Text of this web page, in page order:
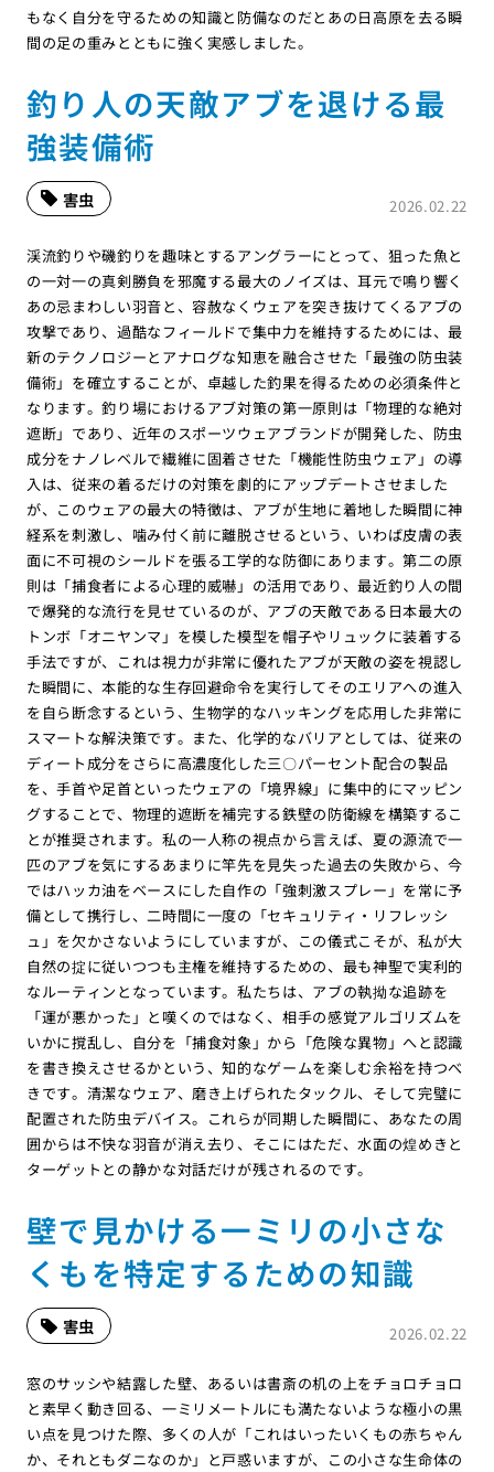
もなく自分を守るための知識と防備なのだとあの日高原を去る瞬
間の足の重みとともに強く実感しました。
釣り人の天敵アブを退ける最
強装備術
2026.02.22
害虫
渓流釣りや磯釣りを趣味とするアングラーにとって、狙った魚と
の一対一の真剣勝負を邪魔する最大のノイズは、耳元で鳴り響く
あの忌まわしい羽音と、容赦なくウェアを突き抜けてくるアブの
攻撃であり、過酷なフィールドで集中力を維持するためには、最
新のテクノロジーとアナログな知恵を融合させた「最強の防虫装
備術」を確立することが、卓越した釣果を得るための必須条件と
なります。釣り場におけるアブ対策の第一原則は「物理的な絶対
遮断」であり、近年のスポーツウェアブランドが開発した、防虫
成分をナノレベルで繊維に固着させた「機能性防虫ウェア」の導
入は、従来の着るだけの対策を劇的にアップデートさせました
が、このウェアの最大の特徴は、アブが生地に着地した瞬間に神
経系を刺激し、噛み付く前に離脱させるという、いわば皮膚の表
面に不可視のシールドを張る工学的な防御にあります。第二の原
則は「捕食者による心理的威嚇」の活用であり、最近釣り人の間
で爆発的な流行を見せているのが、アブの天敵である日本最大の
トンボ「オニヤンマ」を模した模型を帽子やリュックに装着する
手法ですが、これは視力が非常に優れたアブが天敵の姿を視認し
た瞬間に、本能的な生存回避命令を実行してそのエリアへの進入
を自ら断念するという、生物学的なハッキングを応用した非常に
スマートな解決策です。また、化学的なバリアとしては、従来の
ディート成分をさらに高濃度化した三〇パーセント配合の製品
を、手首や足首といったウェアの「境界線」に集中的にマッピン
グすることで、物理的遮断を補完する鉄壁の防衛線を構築するこ
とが推奨されます。私の一人称の視点から言えば、夏の源流で一
匹のアブを気にするあまりに竿先を見失った過去の失敗から、今
ではハッカ油をベースにした自作の「強刺激スプレー」を常に予
備として携行し、二時間に一度の「セキュリティ・リフレッシ
ュ」を欠かさないようにしていますが、この儀式こそが、私が大
自然の掟に従いつつも主権を維持するための、最も神聖で実利的
なルーティンとなっています。私たちは、アブの執拗な追跡を
「運が悪かった」と嘆くのではなく、相手の感覚アルゴリズムを
いかに撹乱し、自分を「捕食対象」から「危険な異物」へと認識
を書き換えさせるかという、知的なゲームを楽しむ余裕を持つべ
きです。清潔なウェア、磨き上げられたタックル、そして完璧に
配置された防虫デバイス。これらが同期した瞬間に、あなたの周
囲からは不快な羽音が消え去り、そこにはただ、水面の煌めきと
ターゲットとの静かな対話だけが残されるのです。
壁で見かける一ミリの小さな
くもを特定するための知識
2026.02.22
害虫
窓のサッシや結露した壁、あるいは書斎の机の上をチョロチョロ
と素早く動き回る、一ミリメートルにも満たないような極小の黒
い点を見つけた際、多くの人が「これはいったいくもの赤ちゃん
か、それともダニなのか」と戸惑いますが、この小さな生命体の